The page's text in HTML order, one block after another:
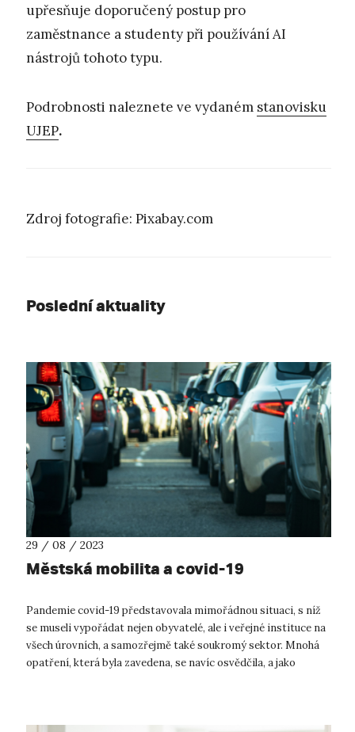
upřesňuje doporučený postup pro
zaměstnance a studenty při používání AI
nástrojů tohoto typu.
Podrobnosti naleznete ve vydaném stanovisku
UJEP.
Zdroj fotografie: Pixabay.com
Poslední aktuality
29 / 08 / 2023
Městská mobilita a covid-19
Pandemie covid-19 představovala mimořádnou situaci, s níž
se museli vypořádat nejen obyvatelé, ale i veřejné instituce na
všech úrovních, a samozřejmě také soukromý sektor. Mnohá
opatření, která byla zavedena, se navíc osvědčila, a jako